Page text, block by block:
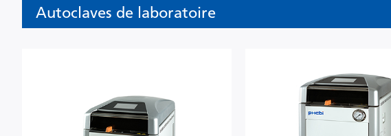
Autoclaves de laboratoire